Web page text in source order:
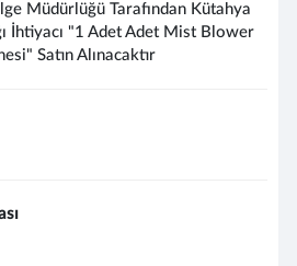
Müdürlüğü Tarafından Kütahya
İhtiyacı "1 Adet Adet Mist Blower
Satın Alınacaktır